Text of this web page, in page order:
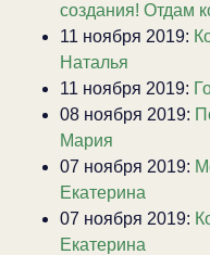
создания! Отдам
11 ноября 2019:
Наталья
11 ноября 2019:
08 ноября 2019:
Мария
07 ноября 2019:
Екатерина
07 ноября 2019:
Екатерина